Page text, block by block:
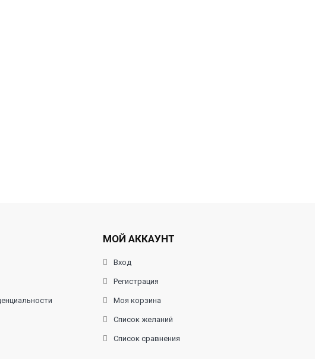
МОЙ АККАУНТ
Вход
Регистрация
Моя корзина
Список желаний
Список сравнения